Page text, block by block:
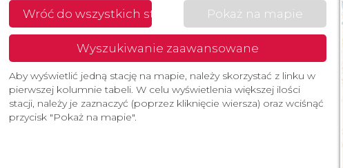
Wróć do wszystkich stacji Pokaż na mapie
Wyszukiwanie zaawansowane
Aby wyświetlić jedną stację na mapie, należy skorzystać z linku w
pierwszej kolumnie tabeli. W celu wyświetlenia większej ilości
stacji, należy je zaznaczyć (poprzez kliknięcie wiersza) oraz wciśnąć
przycisk "Pokaż na mapie".